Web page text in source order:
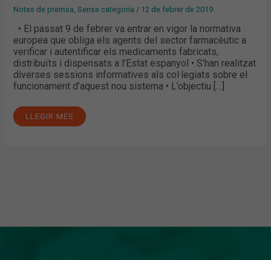
Notes de premsa ,Sense categoria / 12 de febrer de 2019
• El passat 9 de febrer va entrar en vigor la normativa
europea que obliga els agents del sector farmacèutic a
verificar i autentificar els medicaments fabricats,
distribuïts i dispensats a l’Estat espanyol • S’han realitzat
diverses sessions informatives als col·legiats sobre el
funcionament d’aquest nou sistema • L’objectiu […]
LLEGIR MÉS